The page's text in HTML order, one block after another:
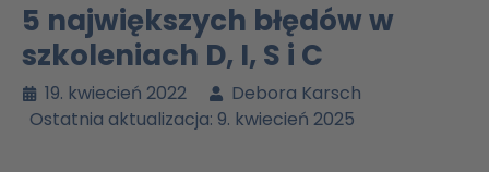
5 największych błędów w
szkoleniach D, I, S i C
19. kwiecień 2022
Debora Karsch
Ostatnia aktualizacja: 9. kwiecień 2025